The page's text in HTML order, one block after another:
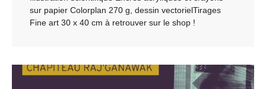
sur papier Colorplan 270 g, dessin vectorielTirages
Fine art 30 x 40 cm à retrouver sur le shop !